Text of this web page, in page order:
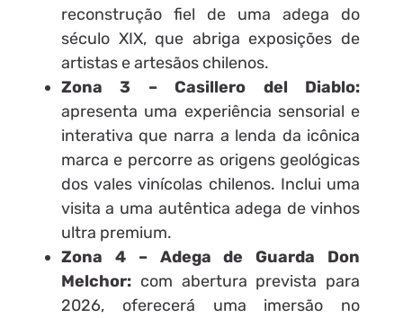
reconstrução fiel de uma adega do
século XIX, que abriga exposições de
artistas e artesãos chilenos.
Zona 3 – Casillero del Diablo:
apresenta uma experiência sensorial e
interativa que narra a lenda da icônica
marca e percorre as origens geológicas
dos vales vinícolas chilenos. Inclui uma
visita a uma autêntica adega de vinhos
ultra premium.
Zona 4 – Adega de Guarda Don
Melchor:com abertura prevista para
2026, oferecerá uma imersão no